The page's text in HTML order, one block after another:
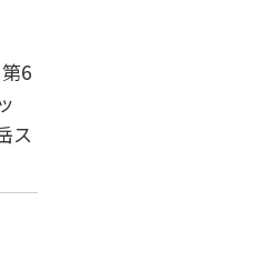
6
ス